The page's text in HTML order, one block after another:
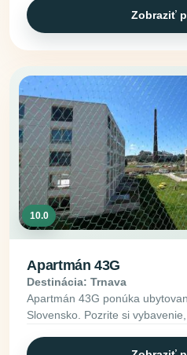
Zobraziť
10.0
Apartmán 43G
Destinácia: Trnava
Apartmán 43G ponúka
Slovensko. Pozrite si